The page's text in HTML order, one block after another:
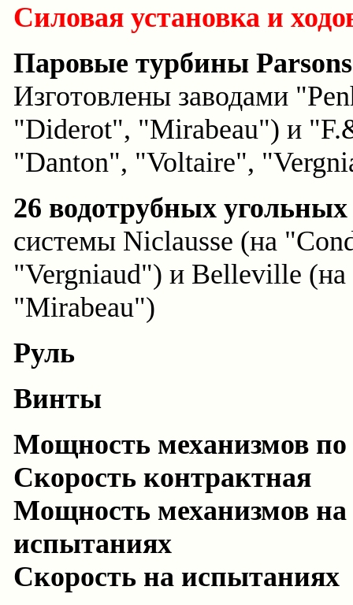
Силовая установка и
Паровые турбины Parsons
Изготовлены заводами
"Diderot", "Mirabeau") и
"Danton", "Voltaire",
26 водотрубных
системы Niclausse (на
"Vergniaud") и Belleville
"Mirabeau")
Руль
Винты
Мощность механизмов по
Скорость контрактная
Мощность механизмов на
испытаниях
Скорость на испытаниях